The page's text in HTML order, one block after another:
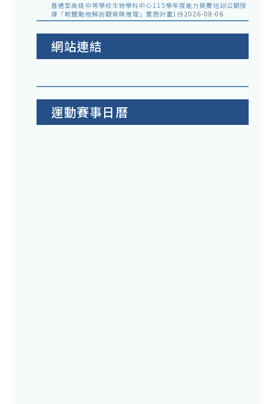
普通型高級中等學校生物學科中心115學年度能力競賽培訓公開授
課「軟體動物解剖觀察與推理」實施計畫1份2026-08-06
網站連結
運動賽事日曆